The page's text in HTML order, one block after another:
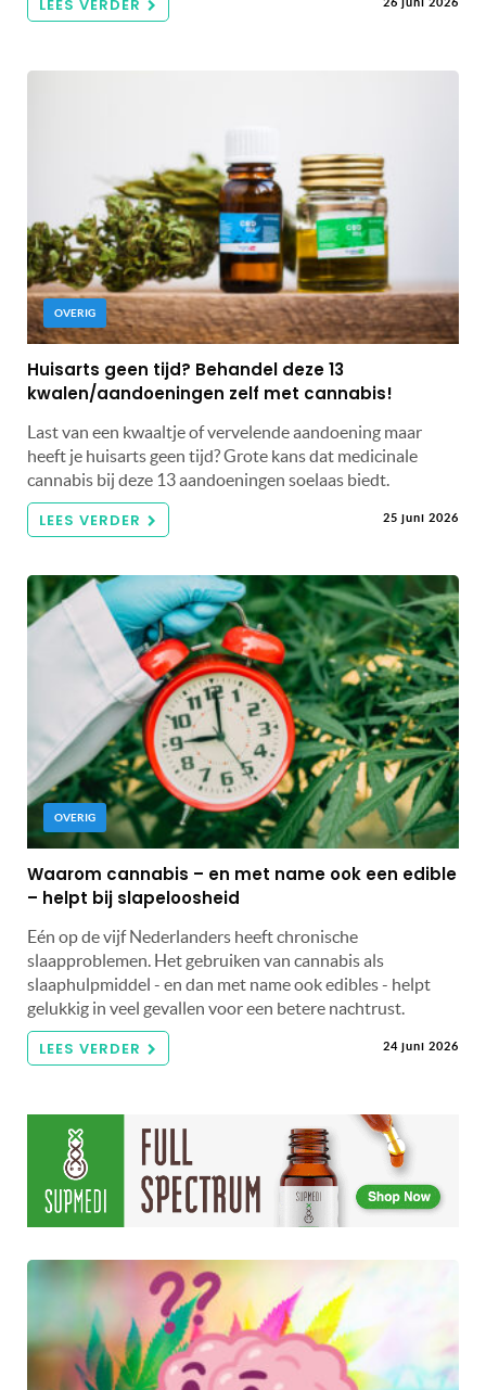
LEES VERDER
OVERIG
Huisarts geen tijd? Behandel deze 13
kwalen/aandoeningen zelf met cannabis!
Last van een kwaaltje of vervelende aandoening maar
heeft je huisarts geen tijd? Grote kans dat medicinale
cannabis bij deze 13 aandoeningen soelaas biedt.
LEES VERDER 25 juni 2026
OVERIG
Waarom cannabis – en met name ook een edible
– helpt bij slapeloosheid
Eén op de vijf Nederlanders heeft chronische
slaapproblemen. Het gebruiken van cannabis als
slaaphulpmiddel - en dan met name ook edibles - helpt
gelukkig in veel gevallen voor een betere nachtrust.
LEES VERDER 24 juni 2026